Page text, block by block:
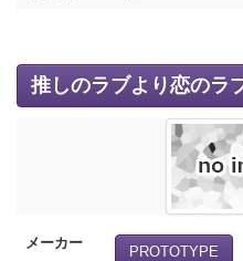
推しのラブより恋のラ
メーカー
PROTOTYPE